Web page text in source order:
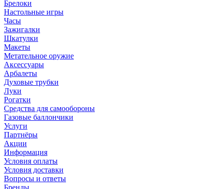
Брелоки
Настольные игры
Часы
Зажигалки
Шкатулки
Макеты
Метательное оружие
Аксессуары
Арбалеты
Духовые трубки
Луки
Рогатки
Средства для самообороны
Газовые баллончики
Услуги
Партнёры
Акции
Информация
Условия оплаты
Условия доставки
Вопросы и ответы
Бренды